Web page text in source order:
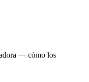
— cómo los